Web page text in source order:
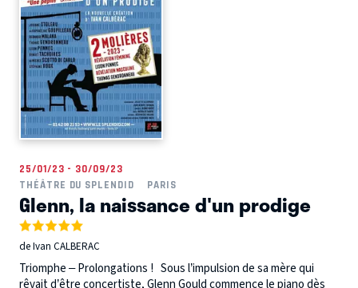
25/01/23 - 30/09/23
THÉÂTRE DU SPLENDID
PARIS
Glenn, la naissance d'un prodige
de Ivan CALBERAC
Triomphe – Prolongations ! Sous l’impulsion de sa mère qui